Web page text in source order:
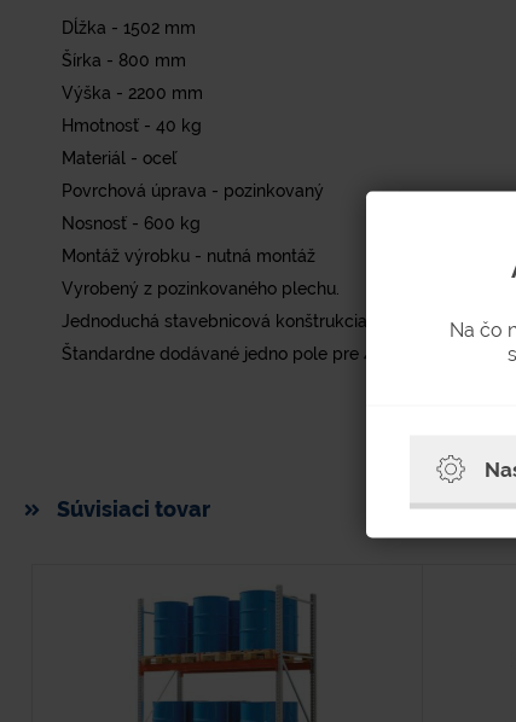
Dĺžka - 1502 mm
Šírka - 800 mm
Výška - 2200 mm
Hmotnosť - 40 kg
Materiál - oceľ
Povrchová úprava - pozinkovaný
Nosnosť - 600 kg
Montáž výrobku - nutná montáž
Vyrobený z pozinkovaného plechu.
Jednoduchá stavebnicová konštrukcia zložená z
Štandardne dodávané jedno pole pre 4 sudy.
Súvisiaci tovar
Na čo